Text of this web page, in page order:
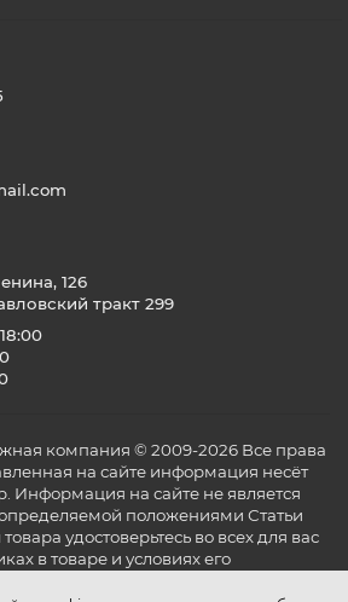
126
тракт 299
компания © 2009-2026 Все права
на сайте информация несёт
Информация на сайте не является
положениями Статьи
удостоверьтесь во всех для вас
в товаре и условиях его